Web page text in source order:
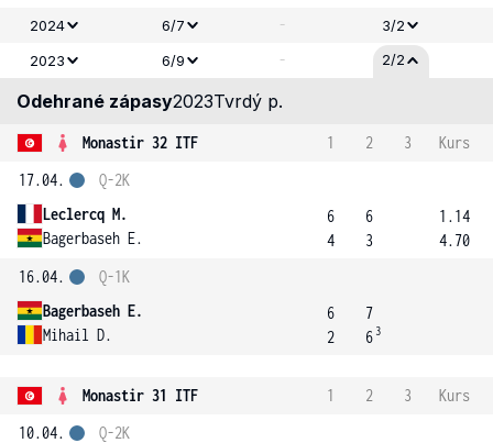
2024 6/7 -
3/2
2023
6/9 - 2/2
Odehrané zápasy2023Tvrdý p.
Monastir 32 ITF 1 2 3
Kurs
17.04.
Leclercq M.
Bagerbaseh E.
Q-2K
6
4
6
3
1.14
4.70
16.04.
Bagerbaseh E.
Mihail D.
Q-1K
6
2
7
6 3
Monastir 31 ITF 1 2 3
Kurs
10.04.
Q-2K